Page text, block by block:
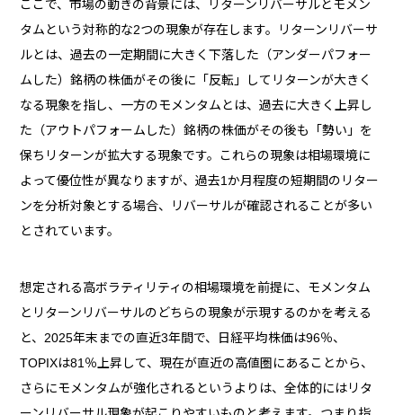
ここで、市場の動きの背景には、リターンリバーサルとモメン
タムという対称的な2つの現象が存在します。リターンリバーサ
ルとは、過去の一定期間に大きく下落した（アンダーパフォー
ムした）銘柄の株価がその後に「反転」してリターンが大きく
なる現象を指し、一方のモメンタムとは、過去に大きく上昇し
た（アウトパフォームした）銘柄の株価がその後も「勢い」を
保ちリターンが拡大する現象です。これらの現象は相場環境に
よって優位性が異なりますが、過去1か月程度の短期間のリター
ンを分析対象とする場合、リバーサルが確認されることが多い
とされています。
想定される高ボラティリティの相場環境を前提に、モメンタム
とリターンリバーサルのどちらの現象が示現するのかを考える
と、2025年末までの直近3年間で、日経平均株価は96％、
TOPIXは81％上昇して、現在が直近の高値圏にあることから、
さらにモメンタムが強化されるというよりは、全体的にはリタ